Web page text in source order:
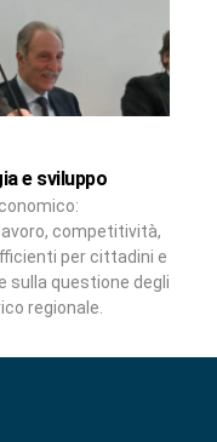
e sviluppo
competitività,
per cittadini e
sulla questione degli
regionale.